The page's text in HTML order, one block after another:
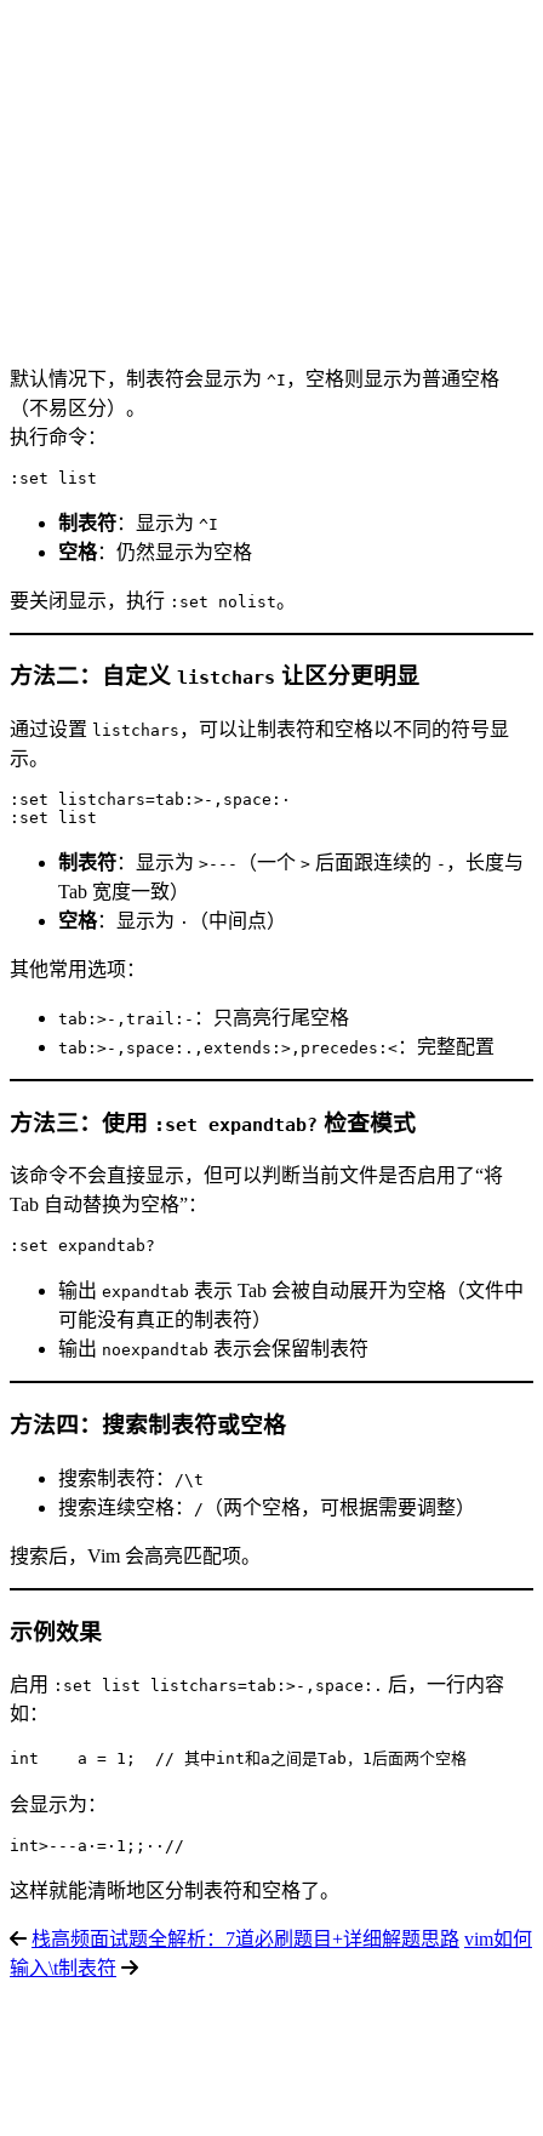
默认情况下，制表符会显示为 ^I ，空格则显示为普通空格
（不易区分）。
执行命令：
制表符：显示为 ^I
空格：仍然显示为空格
要关闭显示，执行 :set nolist。
方法二：自定义 listchars 让区分更明显
通过设置 listchars ，可以让制表符和空格以不同的符号显
示。
:set listchars=tab:>-,space:·
制表符：显示为 >--- （一个 > 后面跟连续的 - ，长度与
Tab 宽度一致）
空格：显示为 · （中间点）
其他常用选项：
tab:>-,trail:- ：只高亮行尾空格
tab:>-,space:.,extends:>,precedes:< ：完整配置
方法三：使用 :set expandtab? 检查模式
该命令不会直接显示，但可以判断当前文件是否启用了“将
Tab 自动替换为空格”：
输出 expandtab 表示 Tab 会被自动展开为空格（文件中
可能没有真正的制表符）
输出 noexpandtab 表示会保留制表符
方法四：搜索制表符或空格
搜索制表符： /\t
搜索连续空格： / （两个空格，可根据需要调整）
搜索后，Vim 会高亮匹配项。
示例效果
启用 :set list listchars=tab:>-,space:. 后，一行内容
如：
会显示为：
这样就能清晰地区分制表符和空格了。
栈高频面试题全解析：7道必刷题目+详细解题思路 vim如何
输入\t制表符